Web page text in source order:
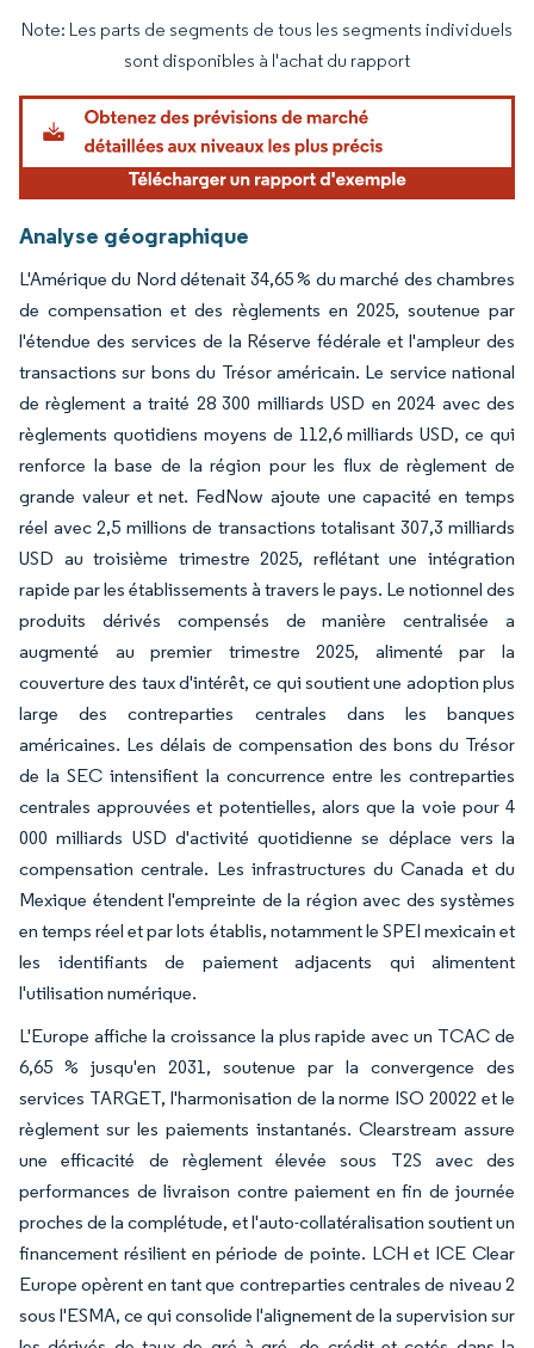
Image © Mordor Intelligence. La réutilisation nécessite une attribution sous CC BY
Note: Les parts de segments de tous les segments individuels
sont disponibles à l'achat du rapport
Analyse géographique
L'Amérique du Nord détenait 34,65 % du marché des chambres
de compensation et des règlements en 2025, soutenue par
l'étendue des services de la Réserve fédérale et l'ampleur des
transactions sur bons du Trésor américain. Le service national
de règlement a traité 28 300 milliards USD en 2024 avec des
règlements quotidiens moyens de 112,6 milliards USD, ce qui
renforce la base de la région pour les flux de règlement de
grande valeur et net. FedNow ajoute une capacité en temps
réel avec 2,5 millions de transactions totalisant 307,3 milliards
USD au troisième trimestre 2025, reflétant une intégration
rapide par les établissements à travers le pays. Le notionnel des
produits dérivés compensés de manière centralisée a
augmenté au premier trimestre 2025, alimenté par la
couverture des taux d'intérêt, ce qui soutient une adoption plus
large des contreparties centrales dans les banques
américaines. Les délais de compensation des bons du Trésor
de la SEC intensifient la concurrence entre les contreparties
centrales approuvées et potentielles, alors que la voie pour 4
000 milliards USD d'activité quotidienne se déplace vers la
compensation centrale. Les infrastructures du Canada et du
Mexique étendent l'empreinte de la région avec des systèmes
en temps réel et par lots établis, notamment le SPEI mexicain et
les identifiants de paiement adjacents qui alimentent
l'utilisation numérique.
L'Europe affiche la croissance la plus rapide avec un TCAC de
6,65 % jusqu'en 2031, soutenue par la convergence des
services TARGET, l'harmonisation de la norme ISO 20022 et le
règlement sur les paiements instantanés. Clearstream assure
une efficacité de règlement élevée sous T2S avec des
performances de livraison contre paiement en fin de journée
proches de la complétude, et l'auto-collatéralisation soutient un
financement résilient en période de pointe. LCH et ICE Clear
Europe opèrent en tant que contreparties centrales de niveau 2
sous l'ESMA, ce qui consolide l'alignement de la supervision sur